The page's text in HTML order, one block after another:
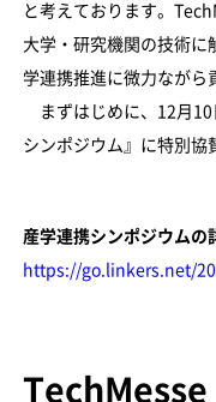
と考えております。
大学・研究機関の技術に
学連携推進に微力ながら
まずはじめに、12月10
シンポジウム』に特別協
産学連携シンポジウムの
https://go.linkers.net/
TechMesse